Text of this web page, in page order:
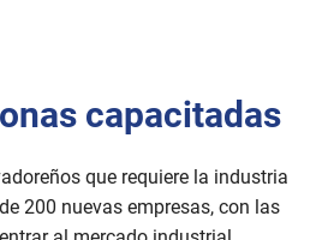
capacitadas
que requiere la industria
200 nuevas empresas, con las